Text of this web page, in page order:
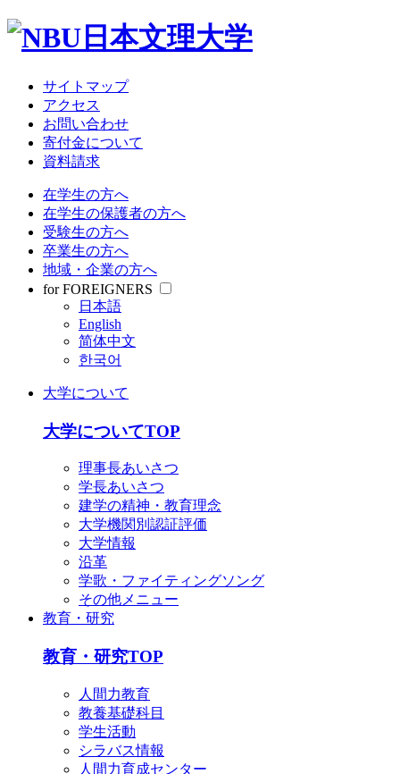
サイトマップ
アクセス
お問い合わせ
寄付金について
資料請求
在学生の方へ
在学生の保護者の方へ
受験生の方へ
卒業生の方へ
地域・企業の方へ
for FOREIGNERS
日本語
English
简体中文
한국어
大学について
大学についてTOP
理事長あいさつ
学長あいさつ
建学の精神・教育理念
大学機関別認証評価
大学情報
沿革
学歌・ファイティングソング
その他メニュー
教育・研究
教育・研究TOP
人間力教育
教養基礎科目
学生活動
シラバス情報
人間力育成センター